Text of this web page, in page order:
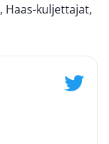
, Haas-kuljettajat,